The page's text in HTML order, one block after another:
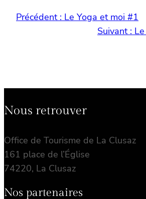
Précédent : Le Yoga et moi #1
Suivant :
Nous retrouver
Office de Tourisme de La Clusaz
161 place de l’Église
74220, La Clusaz
Nos partenaires